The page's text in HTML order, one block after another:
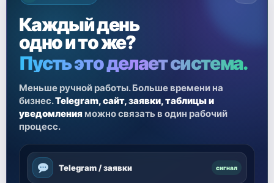
Каждый день
одно и то же?
Пусть это делает система.
Меньше ручной работы. Больше времени на
бизнес.Telegram, сайт, заявки, таблицы и
уведомления можно связать в один рабочий
процесс.
Telegram / заявки сигнал